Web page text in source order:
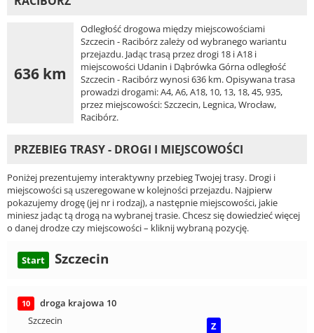
636 km
Odległość drogowa między miejscowościami
Szczecin - Racibórz zależy od wybranego wariantu
przejazdu. Jadąc trasą przez drogi 18 i A18 i
miejscowości Udanin i Dąbrówka Górna odległość
Szczecin - Racibórz wynosi 636 km. Opisywana trasa
prowadzi drogami: A4, A6, A18, 10, 13, 18, 45, 935,
przez miejscowości: Szczecin, Legnica, Wrocław,
Racibórz.
PRZEBIEG TRASY - DROGI I MIEJSCOWOŚCI
Poniżej prezentujemy interaktywny przebieg Twojej trasy. Drogi i
miejscowości są uszeregowane w kolejności przejazdu. Najpierw
pokazujemy drogę (jej nr i rodzaj), a następnie miejscowości, jakie
miniesz jadąc tą drogą na wybranej trasie. Chcesz się dowiedzieć więcej
o danej drodze czy miejscowości – kliknij wybraną pozycję.
Start Szczecin
10
droga krajowa 10
Szczecin
Z